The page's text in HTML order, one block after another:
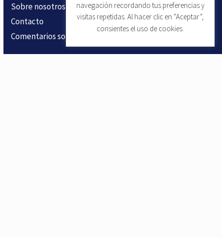
Sobre nosotros
Contacto
Comentarios sobre el producto
navegación recordando tus preferencias y
visitas repetidas. Al hacer clic en “Aceptar”,
consientes el uso de cookies.